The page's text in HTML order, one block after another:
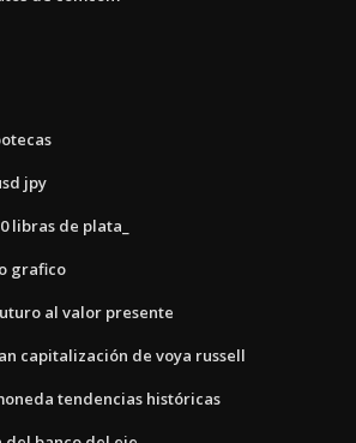
jpy
libras de plata_
grafico
al valor presente
capitalización de voya russell
tendencias históricas